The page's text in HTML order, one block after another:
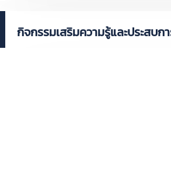
กิจกรรมเสริมความรู้และประสบ